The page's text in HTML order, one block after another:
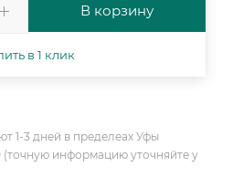
В корзину
в 1 клик
1-3 дней в пределеах Уфы
(точную информацию уточняйте у